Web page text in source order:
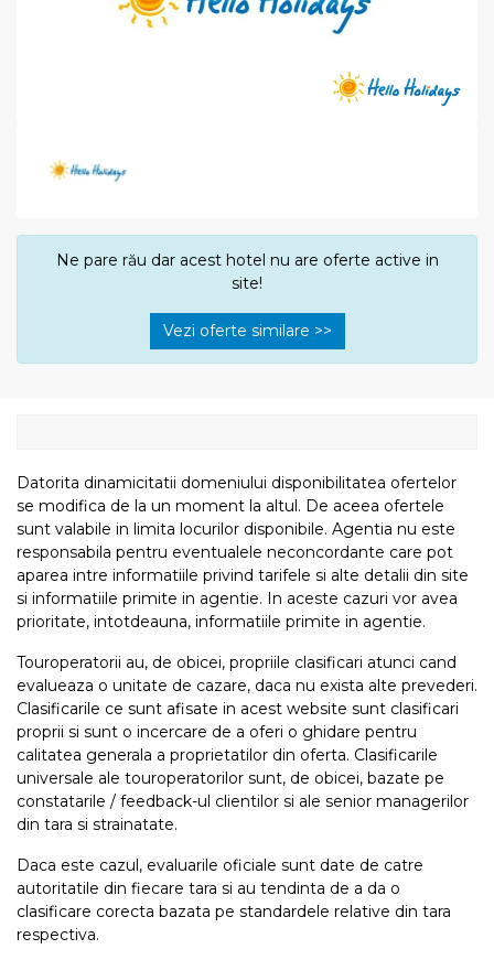
Ne pare rău dar acest hotel nu are oferte active in
site!
Vezi oferte similare >>
Datorita dinamicitatii domeniului disponibilitatea ofertelor
se modifica de la un moment la altul. De aceea ofertele
sunt valabile in limita locurilor disponibile. Agentia nu este
responsabila pentru eventualele neconcordante care pot
aparea intre informatiile privind tarifele si alte detalii din site
si informatiile primite in agentie. In aceste cazuri vor avea
prioritate, intotdeauna, informatiile primite in agentie.
Touroperatorii au, de obicei, propriile clasificari atunci cand
evalueaza o unitate de cazare, daca nu exista alte prevederi.
Clasificarile ce sunt afisate in acest website sunt clasificari
proprii si sunt o incercare de a oferi o ghidare pentru
calitatea generala a proprietatilor din oferta. Clasificarile
universale ale touroperatorilor sunt, de obicei, bazate pe
constatarile / feedback-ul clientilor si ale senior managerilor
din tara si strainatate.
Daca este cazul, evaluarile oficiale sunt date de catre
autoritatile din fiecare tara si au tendinta de a da o
clasificare corecta bazata pe standardele relative din tara
respectiva.